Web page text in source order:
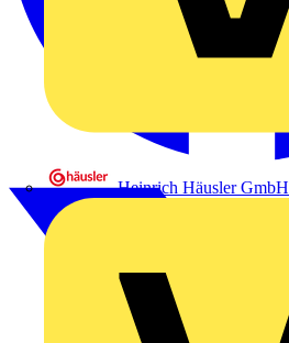
Heinrich Häusler GmbH